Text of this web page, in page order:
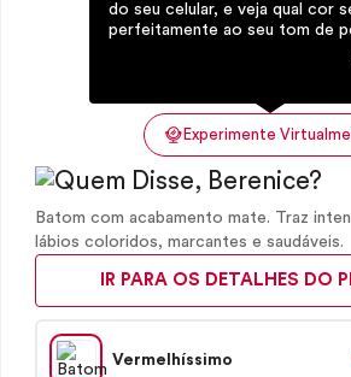
Experimente
do seu celular, e veja qual cor
perfeitamente ao seu tom de
Batom com acabamento mate. Traz
lábios coloridos, marcantes e saudáveis.
IR PARA OS DETALHES DO
Vermelhíssimo